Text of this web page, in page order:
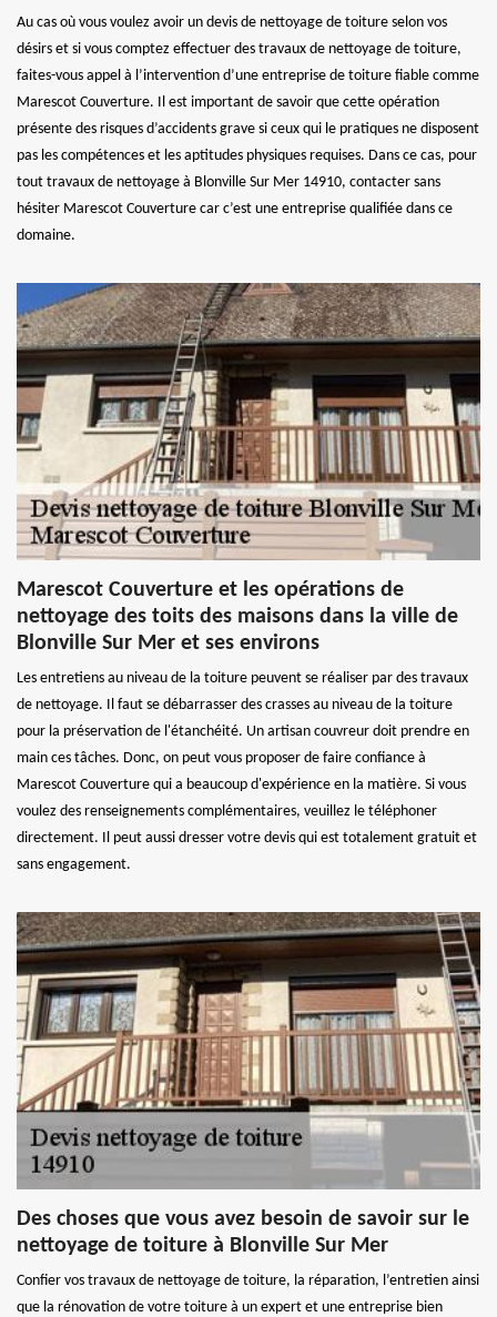
Au cas où vous voulez avoir un devis de nettoyage de toiture selon vos
désirs et si vous comptez effectuer des travaux de nettoyage de toiture,
faites-vous appel à l’intervention d’une entreprise de toiture fiable comme
Marescot Couverture. Il est important de savoir que cette opération
présente des risques d’accidents grave si ceux qui le pratiques ne disposent
pas les compétences et les aptitudes physiques requises. Dans ce cas, pour
tout travaux de nettoyage à Blonville Sur Mer 14910, contacter sans
hésiter Marescot Couverture car c’est une entreprise qualifiée dans ce
domaine.
Marescot Couverture et les opérations de
nettoyage des toits des maisons dans la ville de
Blonville Sur Mer et ses environs
Les entretiens au niveau de la toiture peuvent se réaliser par des travaux
de nettoyage. Il faut se débarrasser des crasses au niveau de la toiture
pour la préservation de l'étanchéité. Un artisan couvreur doit prendre en
main ces tâches. Donc, on peut vous proposer de faire confiance à
Marescot Couverture qui a beaucoup d'expérience en la matière. Si vous
voulez des renseignements complémentaires, veuillez le téléphoner
directement. Il peut aussi dresser votre devis qui est totalement gratuit et
sans engagement.
Des choses que vous avez besoin de savoir sur le
nettoyage de toiture à Blonville Sur Mer
Confier vos travaux de nettoyage de toiture, la réparation, l’entretien ainsi
que la rénovation de votre toiture à un expert et une entreprise bien